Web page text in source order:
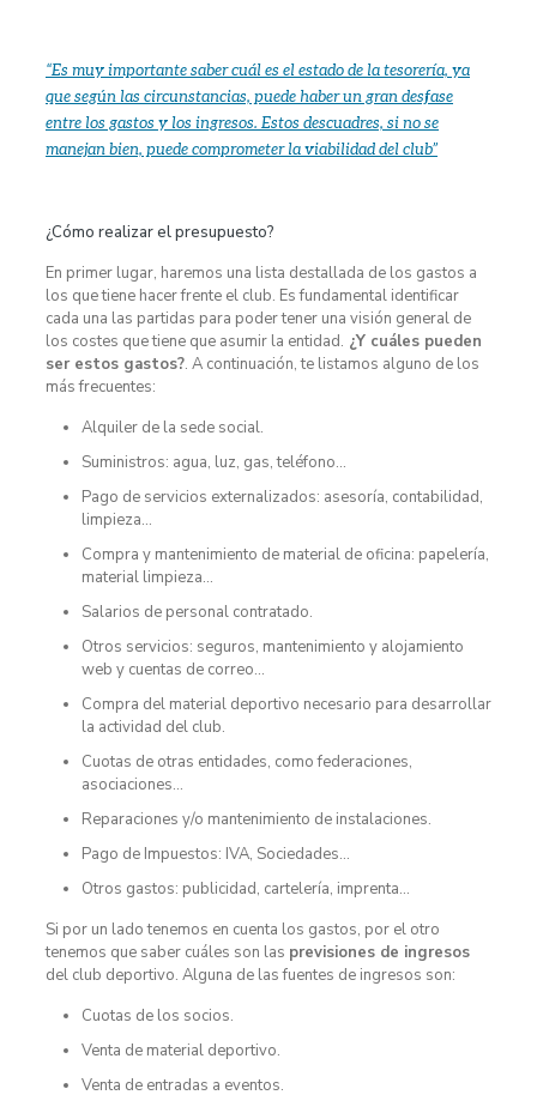
“Es muy importante saber cuál es el estado de la tesorería, ya
que según las circunstancias, puede haber un gran desfase
entre los gastos y los ingresos. Estos descuadres, si no se
manejan bien, puede comprometer la viabilidad del club”
¿Cómo realizar el presupuesto?
En primer lugar, haremos una lista destallada de los gastos a
los que tiene hacer frente el club. Es fundamental identificar
cada una las partidas para poder tener una visión general de
los costes que tiene que asumir la entidad. ¿Y cuáles pueden
ser estos gastos?. A continuación, te listamos alguno de los
más frecuentes:
Alquiler de la sede social.
Suministros: agua, luz, gas, teléfono…
Pago de servicios externalizados: asesoría, contabilidad,
limpieza…
Compra y mantenimiento de material de oficina: papelería,
material limpieza…
Salarios de personal contratado.
Otros servicios: seguros, mantenimiento y alojamiento
web y cuentas de correo…
Compra del material deportivo necesario para desarrollar
la actividad del club.
Cuotas de otras entidades, como federaciones,
asociaciones…
Reparaciones y/o mantenimiento de instalaciones.
Pago de Impuestos: IVA, Sociedades…
Otros gastos: publicidad, cartelería, imprenta…
Si por un lado tenemos en cuenta los gastos, por el otro
tenemos que saber cuáles son las previsiones de ingresos
del club deportivo. Alguna de las fuentes de ingresos son:
Cuotas de los socios.
Venta de material deportivo.
Venta de entradas a eventos.